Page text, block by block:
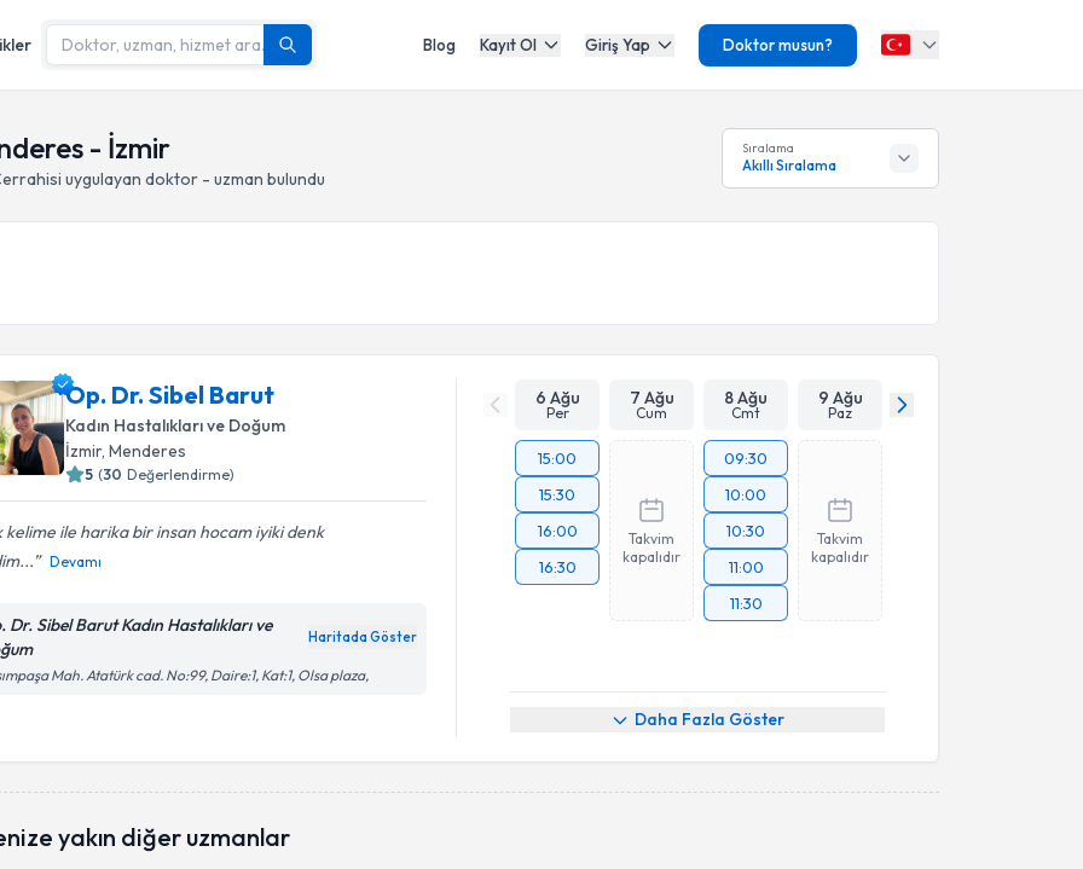
Blog Kayıt Ol Giriş Yap Doktor musun?
- İzmir
uygulayan doktor - uzman bulundu
Sıralama
Akıllı Sıralama
Op. Dr. Sibel Barut
Kadın Hastalıkları ve Doğum
İzmir, Menderes
5 (30 Değerlendirme)
kelime ile harika bir insan hocam iyiki denk
Devamı
Dr. Sibel Barut Kadın Hastalıkları ve
Haritada Göster
Mah. Atatürk cad. No:99, Daire:1, Kat:1, Olsa plaza,
6 Ağu
Per
7 Ağu
Cum
8 Ağu
Cmt
9 Ağu
Paz
15:00
15:30
16:00
16:30
Takvim
kapalıdır
09:30
10:00
10:30
11:00
11:30
Takvim
kapalıdır
Daha Fazla Göster
yakın diğer uzmanlar